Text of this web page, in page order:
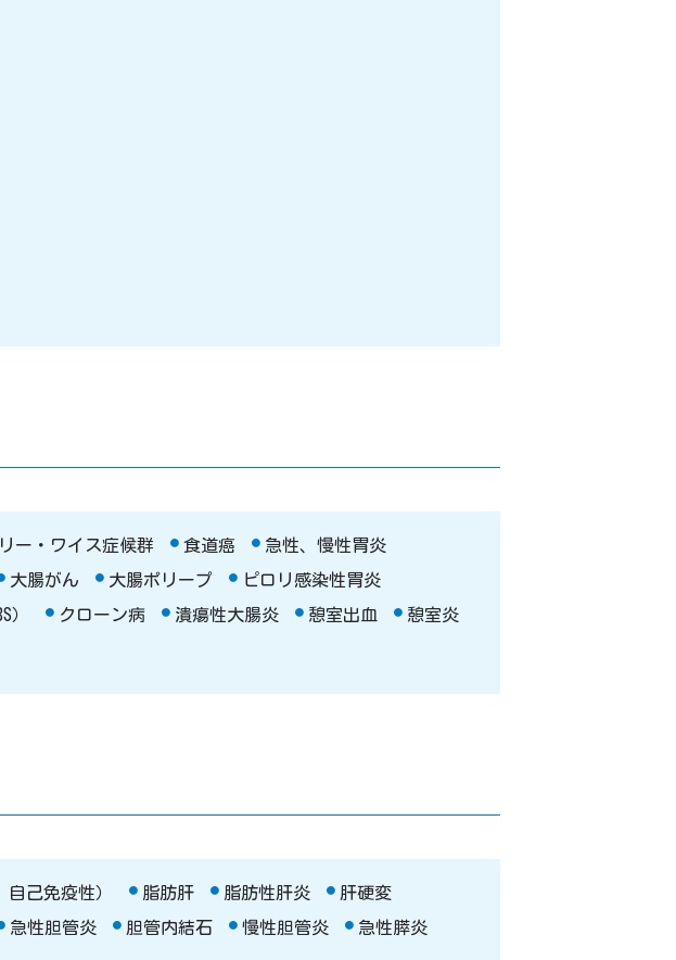
ー・ワイス症候群 食道癌
急性、慢性胃炎
大腸がん 大腸ポリープ
ピロリ感染性胃炎
） クローン病 潰瘍性大腸炎 憩室出血
憩室炎
己免疫性） 脂肪肝 脂肪性肝炎
肝硬変
急性胆管炎 胆管内結石 慢性胆管炎
急性膵炎